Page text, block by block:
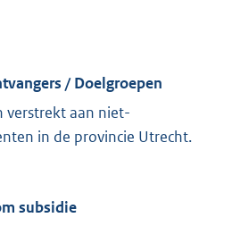
/ Doelgroepen
verstrekt aan niet-
in de provincie Utrecht.
subsidie